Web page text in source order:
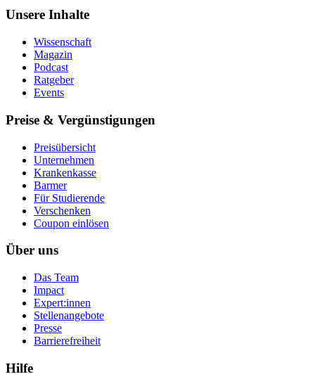
Unsere Inhalte
Wissenschaft
Magazin
Podcast
Ratgeber
Events
Preise & Vergünstigungen
Preisübersicht
Unternehmen
Krankenkasse
Barmer
Für Studierende
Ver­schen­ken
Coupon einlösen
Über uns
Das Team
Impact
Expert:innen
Stellenangebote
Presse
Barrierefreiheit
Hilfe